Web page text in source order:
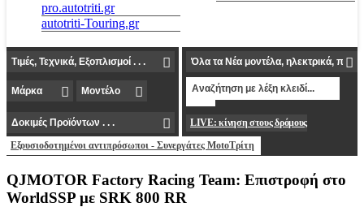
pro.autotriti.gr
autotriti-Touring.gr
LIVE: κίνηση στους δρόμους
Εξουσιοδοτημένοι αντιπρόσωποι - Συνεργάτες MotoΤρίτη
QJMOTOR Factory Racing Team: Επιστροφή στο
WorldSSP με SRK 800 RR